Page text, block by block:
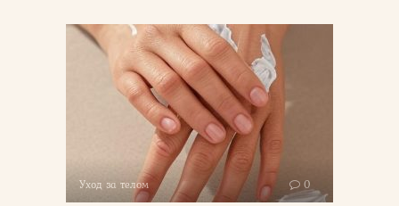
Уход за телом 0